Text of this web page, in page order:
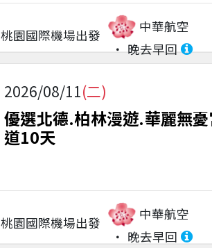
桃園國際機場出發
中華航空
晚去早回
2026/08/11(二)
優選北德.柏林漫遊.華麗無
道10天
桃園國際機場出發
中華航空
晚去早回